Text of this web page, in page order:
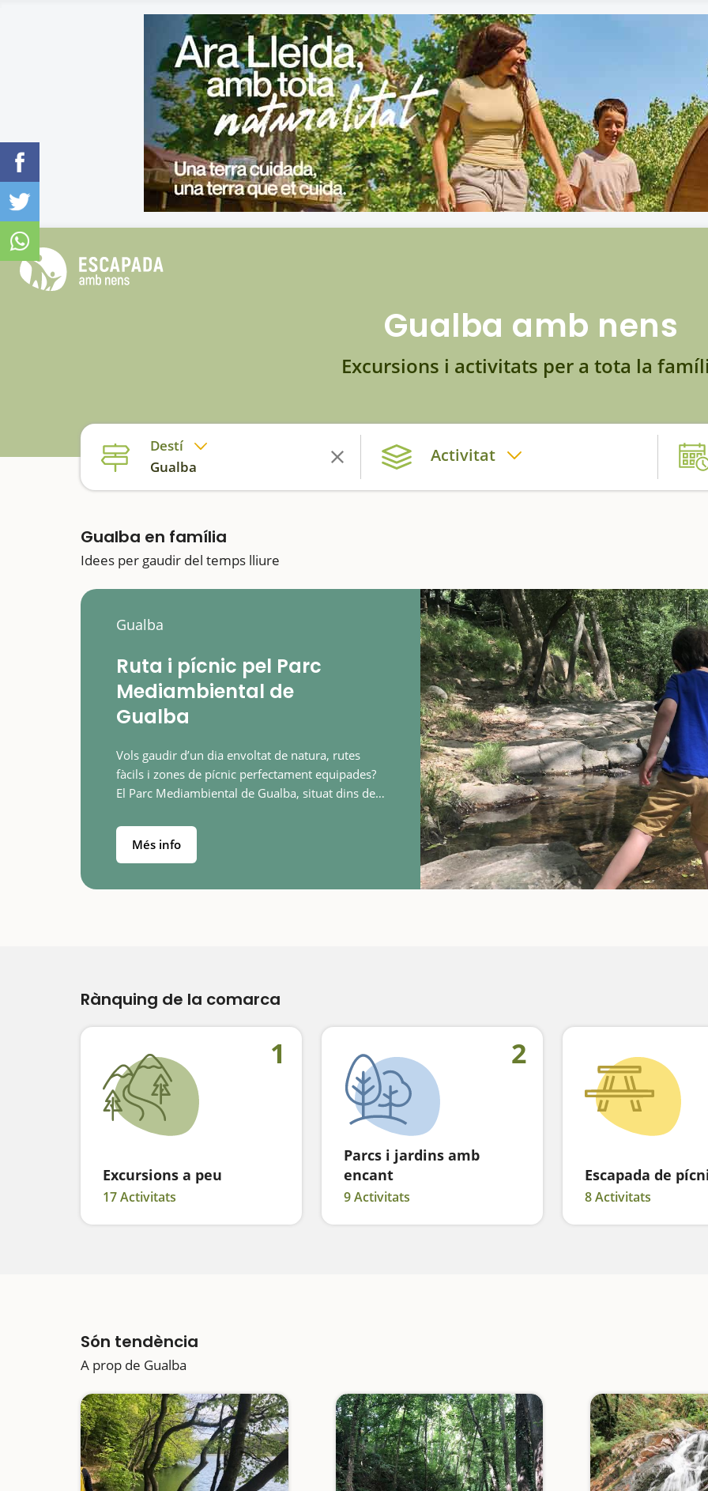
Gualba amb nens
Excursions i activitats per a tota la
Destí
Gualba
Activitat
Gualba en família
Idees per gaudir del temps lliure
Gualba
Ruta i pícnic pel Parc
Mediambiental de
Gualba
Vols gaudir d’un dia envoltat de natura, rutes
fàcils i zones de pícnic perfectament equipades?
El Parc Mediambiental de Gualba, situat dins del
per a famílies amb nens…
Més info
Rànquing de la comarca
1
Excursions a peu
17 Activitats
2
Parcs i jardins amb
encant
9 Activitats
Escapada de
8 Activitats
Són tendència
A prop de Gualba